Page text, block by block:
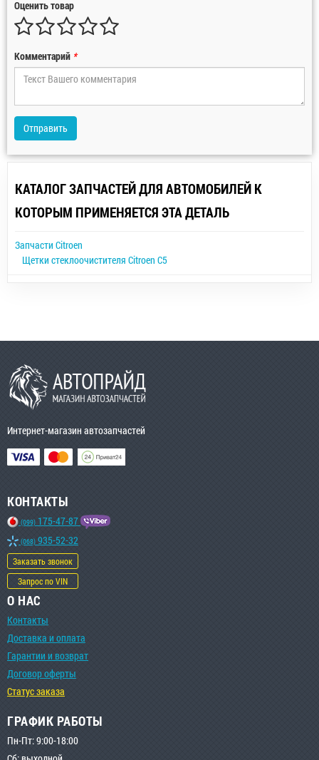
Оценить товар
Комментарий *
Отправить
КАТАЛОГ ЗАПЧАСТЕЙ ДЛЯ АВТОМОБИЛЕЙ К
КОТОРЫМ ПРИМЕНЯЕТСЯ ЭТА ДЕТАЛЬ
Запчасти Citroen
Щетки стеклоочистителя Citroen C5
Интернет-магазин автозапчастей
КОНТАКТЫ
(099) 175-47-87
(068) 935-52-32
Заказать звонок
Запрос по VIN
О НАС
Контакты
Доставка и оплата
Гарантии и возврат
Договор оферты
Статус заказа
ГРАФИК РАБОТЫ
Пн-Пт: 9:00-18:00